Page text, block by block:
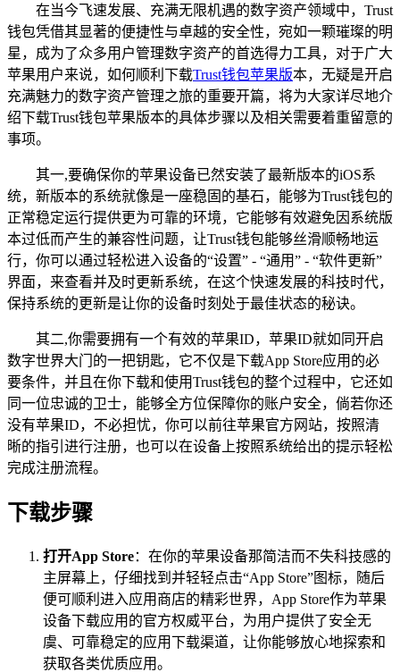
在当今飞速发展、充满无限机遇的数字资产领域中，Trust
钱包凭借其显著的便捷性与卓越的安全性，宛如一颗璀璨的明
星，成为了众多用户管理数字资产的首选得力工具，对于广大
苹果用户来说，如何顺利下载Trust钱包苹果版本，无疑是开启
充满魅力的数字资产管理之旅的重要开篇，将为大家详尽地介
绍下载Trust钱包苹果版本的具体步骤以及相关需要着重留意的
事项。
其一,要确保你的苹果设备已然安装了最新版本的iOS系
统，新版本的系统就像是一座稳固的基石，能够为Trust钱包的
正常稳定运行提供更为可靠的环境，它能够有效避免因系统版
本过低而产生的兼容性问题，让Trust钱包能够丝滑顺畅地运
行，你可以通过轻松进入设备的“设置” - “通用” - “软件更新”
界面，来查看并及时更新系统，在这个快速发展的科技时代，
保持系统的更新是让你的设备时刻处于最佳状态的秘诀。
其二,你需要拥有一个有效的苹果ID，苹果ID就如同开启
数字世界大门的一把钥匙，它不仅是下载App Store应用的必
要条件，并且在你下载和使用Trust钱包的整个过程中，它还如
同一位忠诚的卫士，能够全方位保障你的账户安全，倘若你还
没有苹果ID，不必担忧，你可以前往苹果官方网站，按照清
晰的指引进行注册，也可以在设备上按照系统给出的提示轻松
完成注册流程。
下载步骤
打开App Store：在你的苹果设备那简洁而不失科技感的
主屏幕上，仔细找到并轻轻点击“App Store”图标，随后
便可顺利进入应用商店的精彩世界，App Store作为苹果
设备下载应用的官方权威平台，为用户提供了安全无
虞、可靠稳定的应用下载渠道，让你能够放心地探索和
获取各类优质应用。